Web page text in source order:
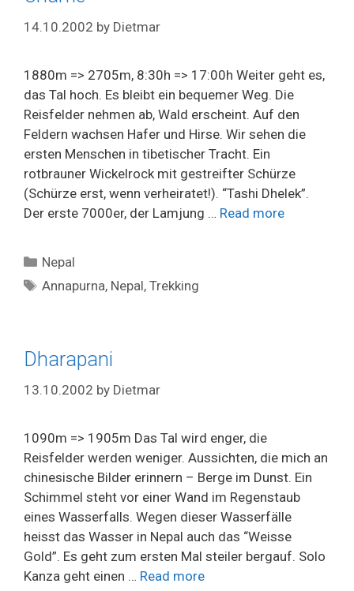
14.10.2002 by Dietmar
1880m => 2705m, 8:30h => 17:00h Weiter geht es,
das Tal hoch. Es bleibt ein bequemer Weg. Die
Reisfelder nehmen ab, Wald erscheint. Auf den
Feldern wachsen Hafer und Hirse. Wir sehen die
ersten Menschen in tibetischer Tracht. Ein
rotbrauner Wickelrock mit gestreifter Schürze
(Schürze erst, wenn verheiratet!). “Tashi Dhelek”.
Der erste 7000er, der Lamjung … Read more
Categories
Nepal
Tags
Annapurna, Nepal,Trekking
Dharapani
13.10.2002 by Dietmar
1090m => 1905m Das Tal wird enger, die
Reisfelder werden weniger. Aussichten, die mich an
chinesische Bilder erinnern – Berge im Dunst. Ein
Schimmel steht vor einer Wand im Regenstaub
eines Wasserfalls. Wegen dieser Wasserfälle
heisst das Wasser in Nepal auch das “Weisse
Gold”. Es geht zum ersten Mal steiler bergauf. Solo
Kanza geht einen … Read more